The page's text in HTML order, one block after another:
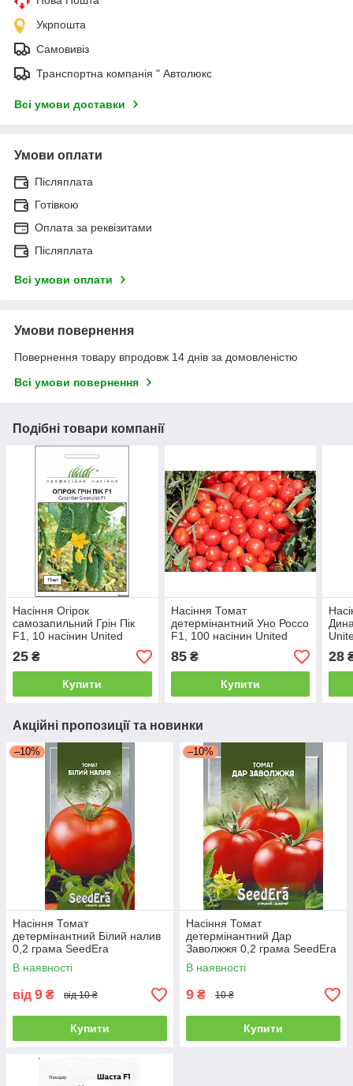
Укрпошта
Самовивіз
Транспортна компанія " Автолюкс
Всі умови доставки
Умови оплати
Післяплата
Готівкою
Оплата за реквізитами
Післяплата
Всі умови оплати
Умови повернення
Повернення товару впродовж 14 днів за домовленістю
Всі умови повернення
Подібні товари компанії
Насіння Огірок
самозапильний Грін Пік
F1, 10 насінин United
Genetics
25 ₴
Купити
Насіння Томат
детермінантний Уно Россо
F1, 100 насінин United
Genetics
85₴
Купити
28
Акційні пропозиції та новинки
–10%
Насіння Томат
детермінантний Білий налив
0,2 грама SeedEra
В наявності
від 9 ₴ від 10 ₴
Купити
–10%
Насіння Томат
детермінантний Дар
Заволжжя 0,2 грама SeedEra
В наявності
9 ₴ 10 ₴
Купити